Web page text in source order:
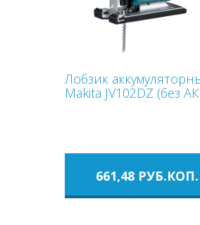
Лобзик
Makita JV102DZ (без
661,48 РУБ.КОП.